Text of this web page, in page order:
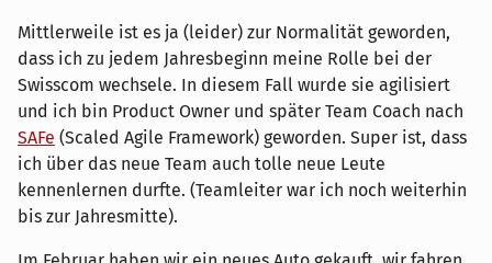
Mittlerweile ist es ja (leider) zur Normalität geworden,
dass ich zu jedem Jahresbeginn meine Rolle bei der
Swisscom wechsele. In diesem Fall wurde sie agilisiert
und ich bin Product Owner und später Team Coach nach
SAFe (Scaled Agile Framework) geworden. Super ist, dass
ich über das neue Team auch tolle neue Leute
kennenlernen durfte. (Teamleiter war ich noch weiterhin
bis zur Jahresmitte).